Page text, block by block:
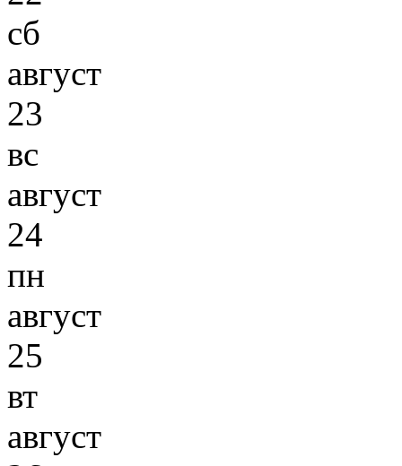
сб
август
23
вс
август
24
пн
август
25
вт
август